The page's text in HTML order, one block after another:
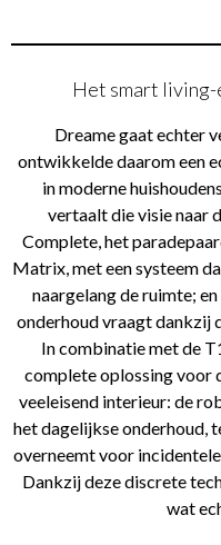
Het smart living-
Dreame gaat echter
ontwikkelde daarom een
in moderne
vertaalt die visie naar
Complete, het
Matrix, met een systeem
naargelang de ruimte;
onderhoud vraagt dankzij
In combinatie met de
complete oplossing voor
veeleisend interieur: de
het dagelijkse
overneemt voor
Dankzij deze discrete
wat